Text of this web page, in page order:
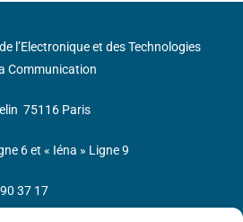
l’Electronique et des Technologies
Communication
75116 Paris
6 et « Iéna » Ligne 9
37 17